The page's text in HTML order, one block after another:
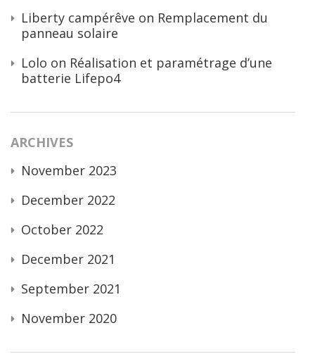
Liberty campérêve on Remplacement du
panneau solaire
Lolo on Réalisation et paramétrage d’une
batterie Lifepo4
ARCHIVES
November 2023
December 2022
October 2022
December 2021
September 2021
November 2020